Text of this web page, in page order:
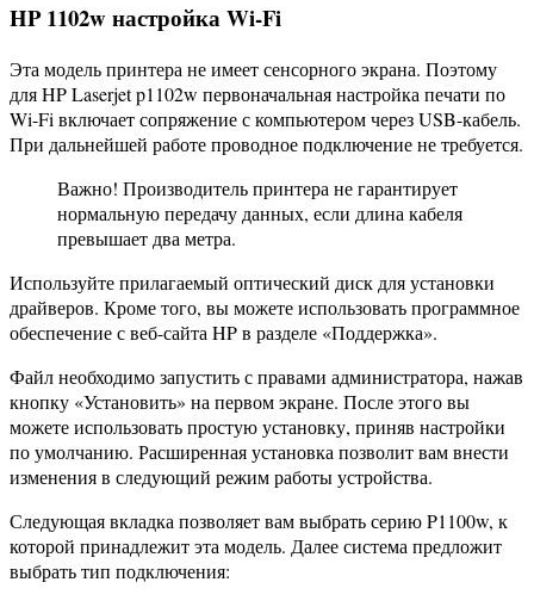
HP 1102w настройка Wi-Fi
Эта модель принтера не имеет сенсорного экрана. Поэтому
для HP Laserjet p1102w первоначальная настройка печати по
Wi-Fi включает сопряжение с компьютером через USB-кабель.
При дальнейшей работе проводное подключение не требуется.
Важно! Производитель принтера не гарантирует
нормальную передачу данных, если длина кабеля
превышает два метра.
Используйте прилагаемый оптический диск для установки
драйверов. Кроме того, вы можете использовать программное
обеспечение с веб-сайта HP в разделе «Поддержка».
Файл необходимо запустить с правами администратора, нажав
кнопку «Установить» на первом экране. После этого вы
можете использовать простую установку, приняв настройки
по умолчанию. Расширенная установка позволит вам внести
изменения в следующий режим работы устройства.
Следующая вкладка позволяет вам выбрать серию P1100w, к
которой принадлежит эта модель. Далее система предложит
выбрать тип подключения: